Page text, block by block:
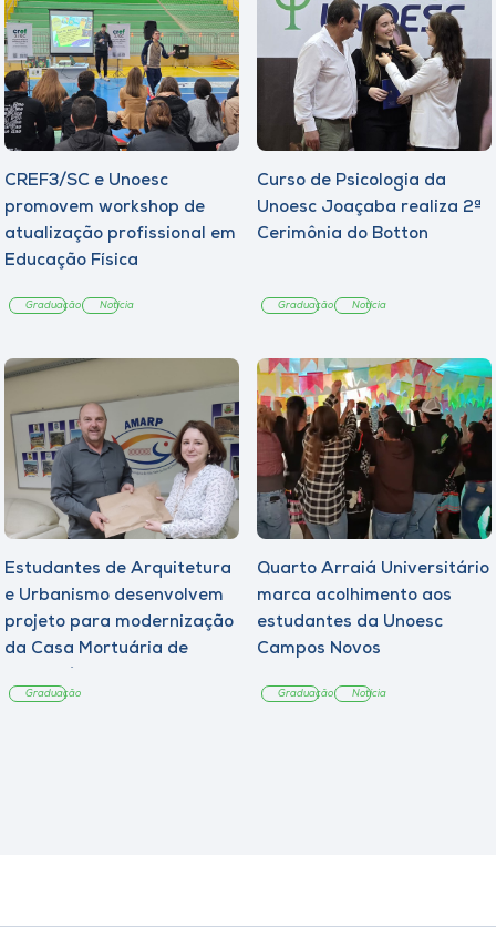
CREF3/SC e Unoesc
promovem workshop de
atualização profissional em
Educação Física
Graduação Notícia
Curso de Psicologia da
Unoesc Joaçaba realiza 2ª
Cerimônia do Botton
Graduação Notícia
Estudantes de Arquitetura
e Urbanismo desenvolvem
projeto para modernização
da Casa Mortuária de
Graduação
Quarto Arraiá Universitário
marca acolhimento aos
estudantes da Unoesc
Campos Novos
Graduação Notícia